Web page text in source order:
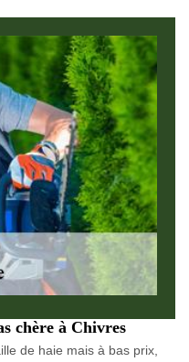
chère à Chivres
de haie mais à bas prix,